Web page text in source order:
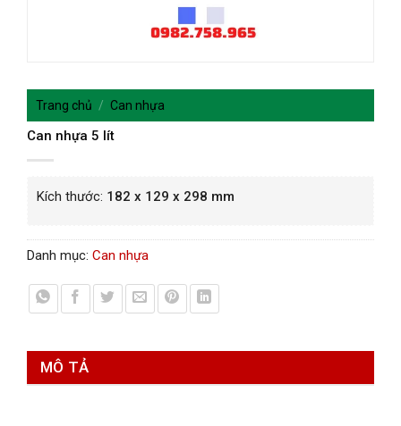
Trang chủ / Can nhựa
Can nhựa 5 lít
Kích thước: 182 x 129 x 298 mm
Danh mục: Can nhựa
MÔ TẢ